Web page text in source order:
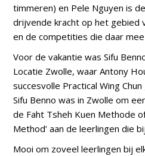
timmeren) en Pele Nguyen is
drijvende kracht op het gebied
en de competities die daar mee
Voor de vakantie was Sifu
Locatie Zwolle, waar Antony
succesvolle Practical Wing
Sifu Benno was in Zwolle om
de Faht Tsheh Kuen Methode
Method’ aan de leerlingen die
Mooi om zoveel leerlingen bij